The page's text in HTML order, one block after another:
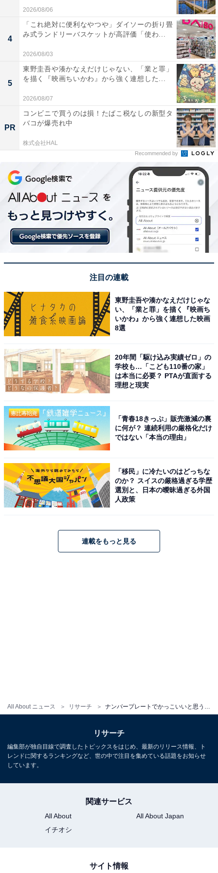
All About ニュース リサーチ ナンバープレートでかっこいいと思う「東海地方の地名」ランキング！ 2位「富士山」、1位は？ 【2025年調査】
2026/08/06
4
「これ絶対に便利なやつや」ダイソーの折り畳
み式ランドリーバスケットが高評価「使わ...
2026/08/03
5
東野圭吾や湊かなえだけじゃない、「業と罪」
を描く『映画ちいかわ』から強く連想した...
2026/08/07
PR
コンビニで買うのは損！たばこ税なしの新型タ
バコが爆売れ中
株式会社HAL
Recommended by
注目の連載
東野圭吾や湊かなえだけじゃな
い、「業と罪」を描く『映画ち
いかわ』から強く連想した映画
8選
20年間「駆け込み実績ゼロ」の
学校も…「こども110番の家」
は本当に必要？ PTAが直面する
理想と現実
「青春18きっぷ」販売激減の裏
に何が？ 連続利用の厳格化だけ
ではない「本当の理由」
「移民」に冷たいのはどっちな
のか？ スイスの厳格過ぎる学歴
選別と、日本の曖昧過ぎる外国
人政策
連載をもっと見る
リサーチ
編集部が独自目線で調査したトピックスをはじめ、最新のリリース情報、ト
レンドに関するランキングなど、世の中で注目を集めている話題をお知らせ
しています。
関連サービス
All About
All About Japan
イチオシ
サイト情報